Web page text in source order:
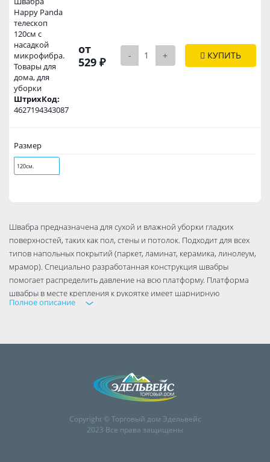
Happy Panda
телескоп
120см с
насадкой
микрофибра.
Товары для
дома, для
уборки
ШтрихКод:
4627194343087
от
529 ₽
- + КУПИТЬ
Размер
120см.
Швабра предназначена для сухой и влажной уборки гладких
поверхностей, таких как пол, стены и потолок. Подходит для всех
типов напольных покрытий (паркет, ламинат, керамика, линолеум,
мрамор). Специально разработанная конструкция швабры
помогает распределить давление на всю платформу. Платформа
швабры в месте крепления к рукоятке имеет шарнирную
конструкцию, благодаря чему швабру можно удерживать под
ручки: телескопическая; вес насадки - 50 гр; материал: пластик,
Полное описание
Copyright © Торговый дом Эдельвейс
2023 Все права защищены